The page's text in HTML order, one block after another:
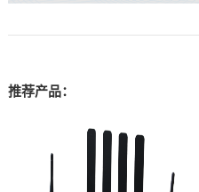
推荐产品：